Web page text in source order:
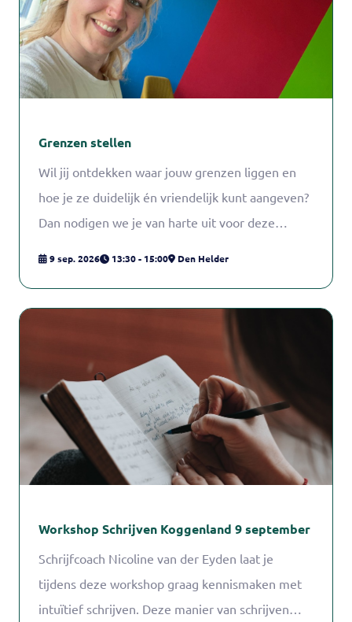
Grenzen stellen
Wil jij ontdekken waar jouw grenzen liggen en
hoe je ze duidelijk én vriendelijk kunt aangeven?
Dan nodigen we je van harte uit voor deze
9 sep. 2026 13:30 - 15:00 Den Helder
Workshop Schrijven Koggenland 9 september
Schrijfcoach Nicoline van der Eyden laat je
tijdens deze workshop graag kennismaken met
intuïtief schrijven. Deze manier van schrijven